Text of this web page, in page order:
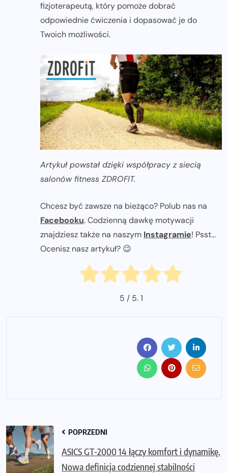
fizjoterapeutą, który pomoże dobrać
odpowiednie ćwiczenia i dopasować je do
Twoich możliwości.
Artykuł powstał dzięki współpracy z siecią
salonów fitness ZDROFIT.
Chcesz być zawsze na bieżąco? Polub nas na
Facebooku. Codzienną dawkę motywacji
znajdziesz także na naszym Instagramie! Psst...
Ocenisz nasz artykuł? 😉
5 / 5.1
POPRZEDNI
ASICS GT-2000 14 łączy komfort i dynamikę.
Nowa definicja codziennej stabilności